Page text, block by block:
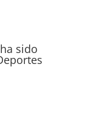
sido